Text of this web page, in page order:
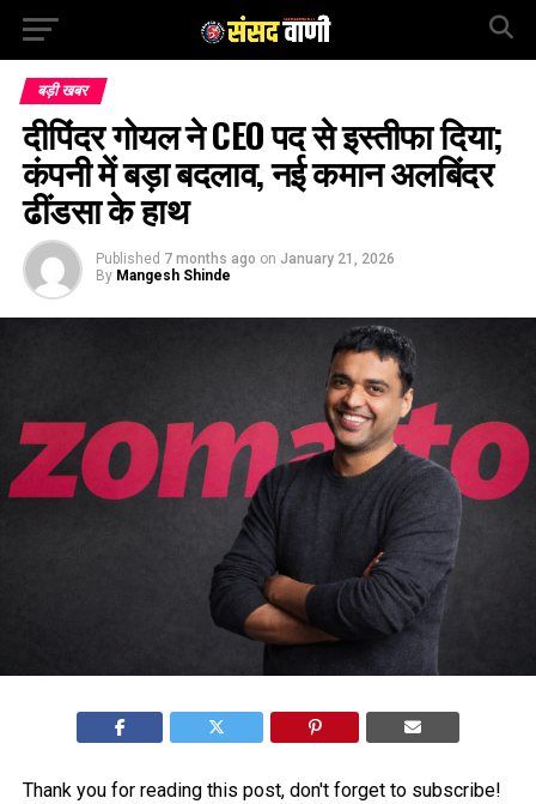
बड़ी खबर
दीपिंदर गोयल ने CEO पद से इस्तीफा दिया;
कंपनी में बड़ा बदलाव, नई कमान अलबिंदर
ढींडसा के हाथ
Published 7 months ago on January 21, 2026
By Mangesh Shinde
Thank you for reading this post, don't forget to subscribe!